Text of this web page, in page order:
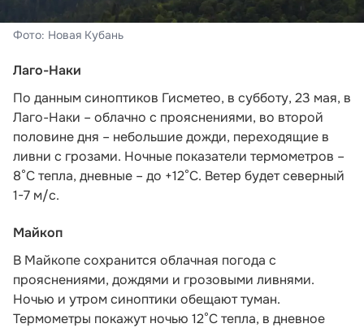
Фото: Новая Кубань
Лаго-Наки
По данным синоптиков Гисметео, в субботу, 23 мая, в
Лаго-Наки – облачно с прояснениями, во второй
половине дня – небольшие дожди, переходящие в
ливни с грозами. Ночные показатели термометров –
8°С тепла, дневные – до +12°С. Ветер будет северный
1-7 м/с.
Майкоп
В Майкопе сохранится облачная погода с
прояснениями, дождями и грозовыми ливнями.
Ночью и утром синоптики обещают туман.
Термометры покажут ночью 12°С тепла, в дневное